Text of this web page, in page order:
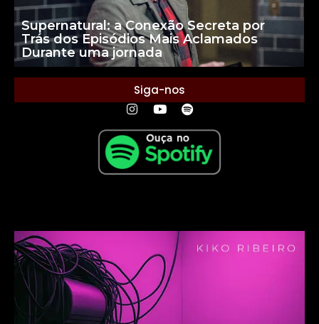
Supernatural: a Conexão Secreta por
Trás dos Episódios Mais Aclamados
Durante uma jornada
Siga-nos